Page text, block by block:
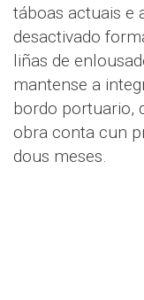
táboas actuais e
desactivado
liñas de
mantense a
bordo portuario,
obra conta cun
dous meses.